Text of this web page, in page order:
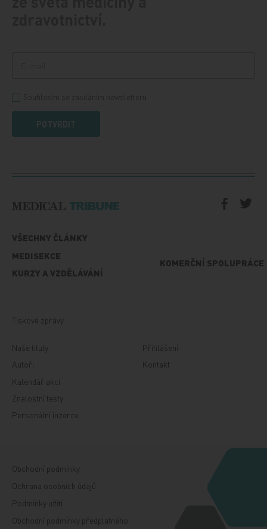
POTVRDIT
VŠECHNY ČLÁNKY
MEDISEKCE
KURZY A VZDĚLÁVÁNÍ
KOMERČNÍ SPOLUPRÁCE
Tiskové zprávy
Naše tituly
Autoři
Kalendář akcí
Znalostní testy
Personální inzerce
Přihlášení
Kontakt
Obchodní podmínky
Ochrana osobních údajů
Podmínky užití
Obchodní podmínky předplatného